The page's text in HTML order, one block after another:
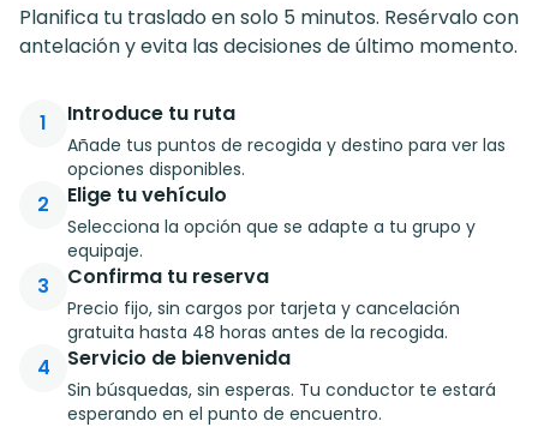
Planifica tu traslado en solo 5 minutos. Resérvalo con
antelación y evita las decisiones de último momento.
1 Introduce tu ruta
Añade tus puntos de recogida y destino para ver las
opciones disponibles.
2 Elige tu vehículo
Selecciona la opción que se adapte a tu grupo y
equipaje.
3 Confirma tu reserva
Precio fijo, sin cargos por tarjeta y cancelación
gratuita hasta 48 horas antes de la recogida.
4 Servicio de bienvenida
Sin búsquedas, sin esperas. Tu conductor te estará
esperando en el punto de encuentro.